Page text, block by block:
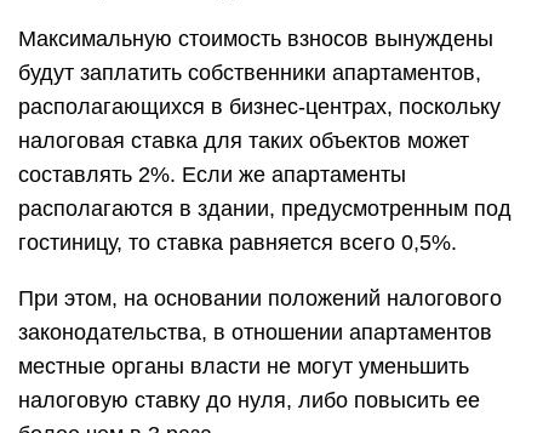
Максимальную стоимость взносов вынуждены
будут заплатить собственники апартаментов,
располагающихся в бизнес-центрах, поскольку
налоговая ставка для таких объектов может
составлять 2%. Если же апартаменты
располагаются в здании, предусмотренным под
гостиницу, то ставка равняется всего 0,5%.
При этом, на основании положений налогового
законодательства, в отношении апартаментов
местные органы власти не могут уменьшить
налоговую ставку до нуля, либо повысить ее